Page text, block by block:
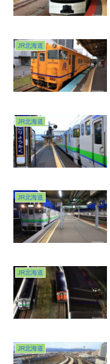
JR北海道
JR北海道
JR北海道
JR北海道
JR北海道